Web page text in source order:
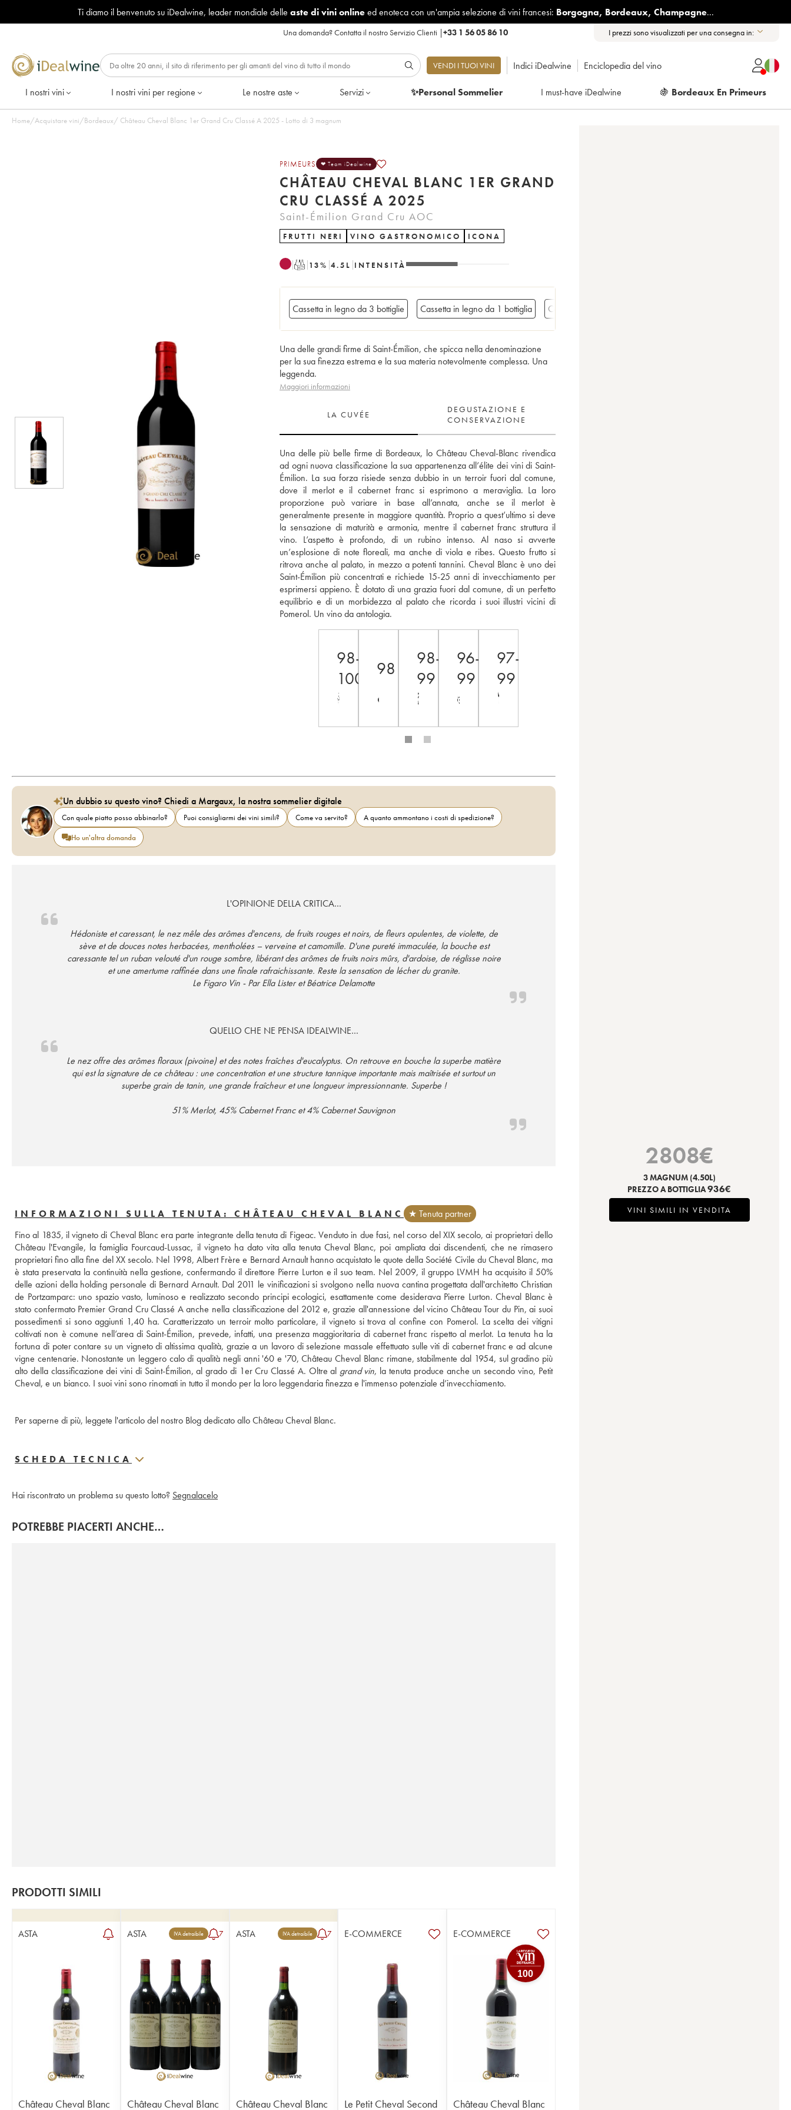
Ti diamo il benvenuto su iDealwine, leader mondiale delle aste di vini onlineed enoteca con un'ampia selezione di vini francesi: Borgogna, Bordeaux, Champagne...
Una domanda?Contatta il nostro Servizio Clienti |+33 1 56 05 86 10 I prezzi sono visualizzati per una consegna in:
VENDI I TUOI VINI Indici iDealwine Enciclopedia del vino
I nostri vini I nostri vini per regione Le nostre aste Servizi ✨Personal Sommelier I must-have iDealwine 🍇 Bordeaux En Primeurs
Home/Acquistare vini/Bordeaux/ Château Cheval Blanc 1er Grand Cru Classé A 2025 - Lotto di 3 magnum
PRIMEURS ❤ Team iDealwine
CHÂTEAU CHEVAL BLANC 1ER GRAND
CRU CLASSÉ A 2025
Saint-Émilion Grand Cru AOC
FRUTTI NERI VINO GASTRONOMICO ICONA
T 13% 4.5 L INTENSITÀ
Cassetta in legno da 3 bottiglie Cassetta in legno da 1 bottiglia Cassetta in legno da 6 bottiglie
Una delle grandi firme di Saint-Émilion, che spicca nella denominazione
per la sua finezza estrema e la sua materia notevolmente complessa. Una
leggenda.
Maggiori informazioni
LA CUVÉE
DEGUSTAZIONE E
CONSERVAZIONE
Una delle più belle firme di Bordeaux, lo Château Cheval-Blanc rivendica
ad ogni nuova classificazione la sua appartenenza all’élite dei vini di Saint-
Émilion. La sua forza risiede senza dubbio in un terroir fuori dal comune,
dove il merlot e il cabernet franc si esprimono a meraviglia. La loro
proporzione può variare in base all’annata, anche se il merlot è
generalmente presente in maggiore quantità. Proprio a quest’ultimo si deve
la sensazione di maturità e armonia, mentre il cabernet franc struttura il
vino. L’aspetto è profondo, di un rubino intenso. Al naso si avverte
un’esplosione di note floreali, ma anche di viola e ribes. Questo frutto si
ritrova anche al palato, in mezzo a potenti tannini. Cheval Blanc è uno dei
Saint-Émilion più concentrati e richiede 15-25 anni di invecchiamento per
esprimersi appieno. È dotato di una grazia fuori dal comune, di un perfetto
equilibrio e di un morbidezza al palato che ricorda i suoi illustri vicini di
Pomerol. Un vino da antologia.
98-
100
98
98-
99
96-
99
97-
99
Un dubbio su questo vino? Chiedi a Margaux, la nostra sommelier digitale
Con quale piatto posso abbinarlo? Puoi consigliarmi dei vini simili? Come va servito?
A quanto ammontano i costi di spedizione?
Ho un'altra domanda
L'OPINIONE DELLA CRITICA…
Hédoniste et caressant, le nez mêle des arômes d'encens, de fruits rouges et noirs, de fleurs opulentes, de violette, de
sève et de douces notes herbacées, mentholées – verveine et camomille. D'une pureté immaculée, la bouche est
caressante tel un ruban velouté d'un rouge sombre, libérant des arômes de fruits noirs mûrs, d'ardoise, de réglisse noire
et une amertume raffinée dans une finale rafraichissante. Reste la sensation de lécher du granite.
Le Figaro Vin - Par Ella Lister et Béatrice Delamotte
QUELLO CHE NE PENSA IDEALWINE…
Le nez offre des arômes floraux (pivoine) et des notes fraîches d'eucalyptus. On retrouve en bouche la superbe matière
qui est la signature de ce château : une concentration et une structure tannique importante mais maîtrisée et surtout un
superbe grain de tanin, une grande fraîcheur et une longueur impressionnante. Superbe !
51% Merlot, 45% Cabernet Franc et 4% Cabernet Sauvignon
INFORMAZIONI SULLA TENUTA: CHÂTEAU CHEVAL BLANC
★ Tenuta partner
Fino al 1835, il vigneto di Cheval Blanc era parte integrante della tenuta di Figeac. Venduto in due fasi, nel corso del XIX secolo, ai proprietari dello
Château l'Evangile, la famiglia Fourcaud-Lussac, il vigneto ha dato vita alla tenuta Cheval Blanc, poi ampliata dai discendenti, che ne rimasero
proprietari fino alla fine del XX secolo. Nel 1998, Albert Frère e Bernard Arnault hanno acquistato le quote della Société Civile du Cheval Blanc, ma
è stata preservata la continuità nella gestione, confermando il direttore Pierre Lurton e il suo team. Nel 2009, il gruppo LVMH ha acquisito il 50%
delle azioni della holding personale di Bernard Arnault. Dal 2011 le vinificazioni si svolgono nella nuova cantina progettata dall'architetto Christian
de Portzamparc: uno spazio vasto, luminoso e realizzato secondo principi ecologici, esattamente come desiderava Pierre Lurton. Cheval Blanc è
stato confermato Premier Grand Cru Classé A anche nella classificazione del 2012 e, grazie all'annessione del vicino Château Tour du Pin, ai suoi
possedimenti si sono aggiunti 1,40 ha. Caratterizzato un terroir molto particolare, il vigneto si trova al confine con Pomerol. La scelta dei vitigni
coltivati non è comune nell’area di Saint-Émilion, prevede, infatti, una presenza maggioritaria di cabernet franc rispetto al merlot. La tenuta ha la
fortuna di poter contare su un vigneto di altissima qualità, grazie a un lavoro di selezione massale effettuato sulle viti di cabernet franc e ad alcune
vigne centenarie. Nonostante un leggero calo di qualità negli anni '60 e '70, Château Cheval Blanc rimane, stabilmente dal 1954, sul gradino più
alto della classificazione dei vini di Saint-Émilion, al grado di 1er Cru Classé A. Oltre al grand vin, la tenuta produce anche un secondo vino, Petit
Cheval, e un bianco. I suoi vini sono rinomati in tutto il mondo per la loro leggendaria finezza e l'immenso potenziale d’invecchiamento.
Per saperne di più, leggete l'articolo del nostro Blog dedicato allo Château Cheval Blanc.
SCHEDA TECNICA
Hai riscontrato un problema su questo lotto? Segnalacelo
POTREBBE PIACERTI ANCHE…
PRODOTTI SIMILI
ASTA
Château Cheval Blanc
ASTA IVA detraibile 7
Château Cheval Blanc
ASTA IVA detraibile 7
Château Cheval Blanc
E-COMMERCE
Le Petit Cheval Second
E-COMMERCE
100
Château Cheval Blanc
2808€
3 MAGNUM (4.50L)
PREZZO A BOTTIGLIA936€
VINI SIMILI IN VENDITA